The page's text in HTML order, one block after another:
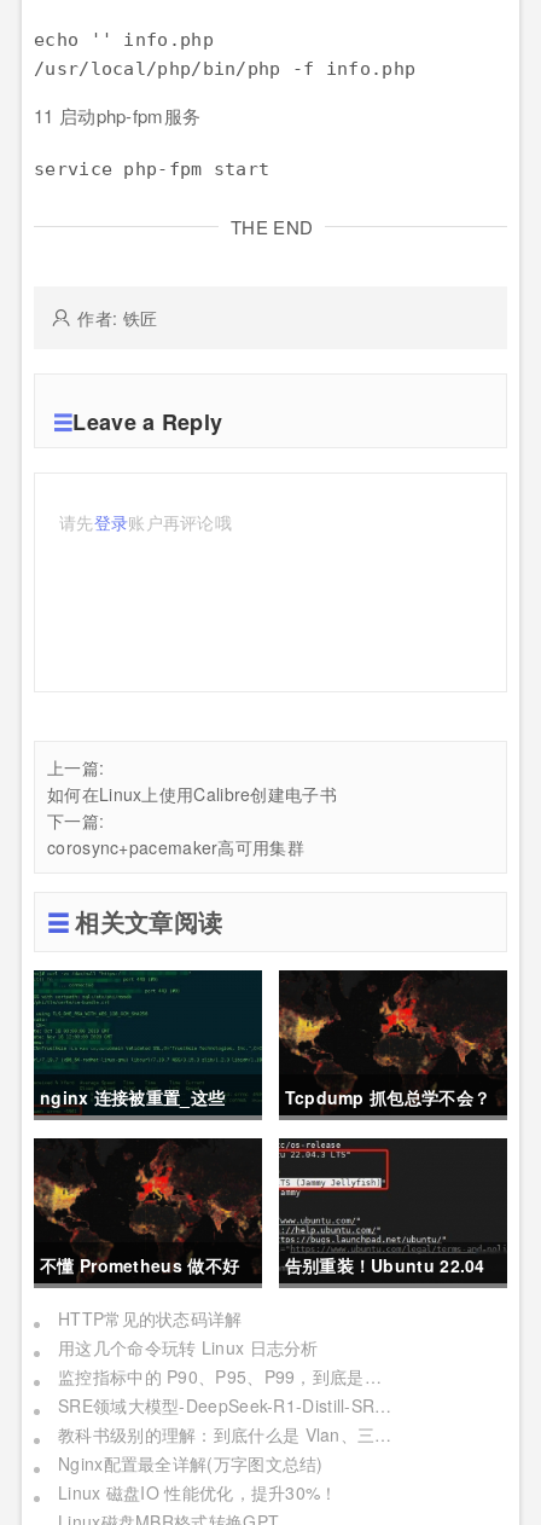
echo ' ' info.php
11 启动php-fpm服务
THE END
作者: 铁匠
Leave a Reply
请先登录账户再评论哦
上一篇:
如何在Linux上使用Calibre创建电子书
下一篇:
corosync+pacemaker高可用集群
相关文章阅读
nginx 连接被重置_这些
Nginx 常见异常，帮你快速
定位故障
Tcpdump 抓包总学不会？
这篇保姆级教程，今天可以
拿下！
不懂 Prometheus 做不好
运维？那就来看这一篇干货
吧。
告别重装！Ubuntu 22.04
失的终极方案
HTTP常见的状态码详解
用这几个命令玩转 Linux 日志分析
监控指标中的 P90、P95、P99，到底是个啥？
SRE领域大模型-DeepSeek-R1-Distill-SRE-Qwen-32B-INT8
教科书级别的理解：到底什么是 Vlan、三层交换机、网关与DNS？
Nginx配置最全详解(万字图文总结)
Linux 磁盘IO 性能优化，提升30%！